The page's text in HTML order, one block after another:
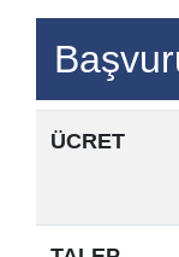
ÜCRET